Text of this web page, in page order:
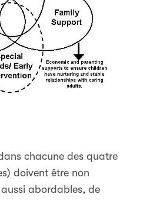
chacune des quatre
doivent être non
abordables, de